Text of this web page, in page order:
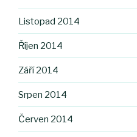
Listopad 2014
Říjen 2014
Září 2014
Srpen 2014
Červen 2014